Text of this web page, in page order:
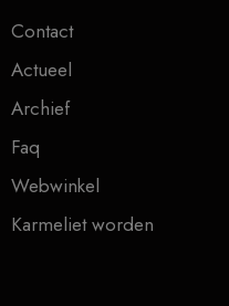
Contact
Actueel
Archief
Faq
Webwinkel
Karmeliet worden